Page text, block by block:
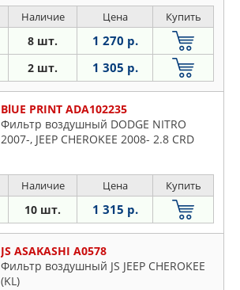
Наличие Цена Купить
8 шт. 1 270 р.
2 шт. 1 305 р.
BlUE PRINT ADA102235
Фильтр воздушный DODGE NITRO
2007-, JEEP CHEROKEE 2008- 2.8 CRD
Наличие Цена Купить
10 шт. 1 315 р.
JS ASAKASHI A0578
Фильтр воздушный JS JEEP CHEROKEE
(KL)